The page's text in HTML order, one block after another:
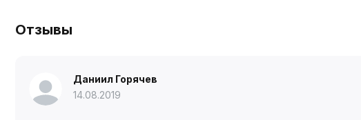
Отзывы
Даниил Горячев
14.08.2019